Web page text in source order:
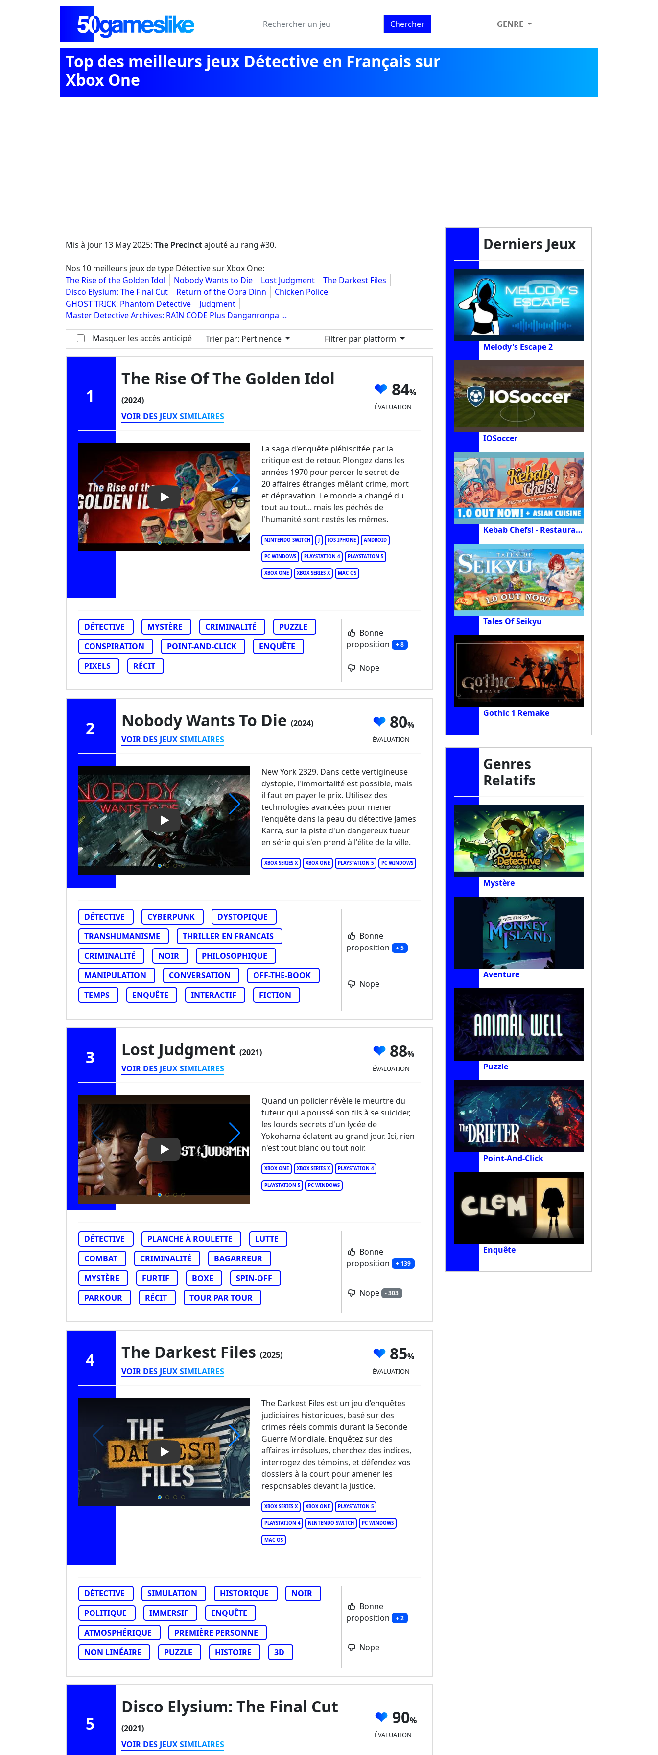
Chercher GENRE
Top des meilleurs jeux Détective en Français sur
Xbox One
Mis à jour 13 May 2025: The Precinctajouté au rang #30.
Nos 10 meilleurs jeux de type Détective sur Xbox One:
The Rise of the Golden Idol
Nobody Wants to Die Lost Judgment
The Darkest Files
Disco Elysium: The Final Cut
Return of the Obra Dinn
Chicken Police
GHOST TRICK: Phantom Detective
Judgment
Master Detective Archives: RAIN CODE Plus Danganronpa ...
Masquer les accès anticipé Trier par: Pertinence Filtrer par platform
1
The Rise Of The Golden Idol
(2024)
VOIR DES JEUX SIMILAIRES
84
ÉVALUATION
Play Video: The Rise of the Golden Idol
NINTENDO SWITCH J IOS IPHONE ANDROID
PC WINDOWS PLAYSTATION 4 PLAYSTATION 5
XBOX ONE XBOX SERIES X MAC OS
La saga d'enquête plébiscitée par la
critique est de retour. Plongez dans les
années 1970 pour percer le secret de
20 affaires étranges mêlant crime, mort
et dépravation. Le monde a changé du
tout au tout... mais les péchés de
l'humanité sont restés les mêmes.
DÉTECTIVE MYSTÈRE CRIMINALITÉ
PUZZLE
CONSPIRATION
POINT-AND-CLICK
ENQUÊTE
PIXELS
RÉCIT
Bonne
proposition + 8
Nope
2 Nobody Wants To Die (2024)
VOIR DES JEUX SIMILAIRES
80
ÉVALUATION
Play Video: Nobody Wants to Die
XBOX SERIES X XBOX ONE PLAYSTATION 5 PC WINDOWS
New York 2329. Dans cette vertigineuse
dystopie, l'immortalité est possible, mais
il faut en payer le prix. Utilisez des
technologies avancées pour mener
l'enquête dans la peau du détective James
Karra, sur la piste d'un dangereux tueur
en série qui s'en prend à l'élite de la ville.
DÉTECTIVE CYBERPUNK
DYSTOPIQUE
TRANSHUMANISME
THRILLER EN FRANCAIS
CRIMINALITÉ
NOIR
PHILOSOPHIQUE
MANIPULATION
CONVERSATION
OFF-THE-BOOK
TEMPS
ENQUÊTE INTERACTIF FICTION
Bonne
proposition + 5
Nope
3 Lost Judgment (2021)
VOIR DES JEUX SIMILAIRES
88
ÉVALUATION
Play Video: Lost Judgment
XBOX ONE XBOX SERIES X PLAYSTATION 4
PLAYSTATION 5 PC WINDOWS
Quand un policier révèle le meurtre du
tuteur qui a poussé son fils à se suicider,
les lourds secrets d'un lycée de
Yokohama éclatent au grand jour. Ici, rien
n'est tout blanc ou tout noir.
DÉTECTIVE PLANCHE À ROULETTE
LUTTE
COMBAT
CRIMINALITÉ
BAGARREUR
MYSTÈRE
FURTIF BOXE
SPIN-OFF
PARKOUR
RÉCIT TOUR PAR TOUR
Bonne
proposition + 139
Nope - 303
4 The Darkest Files (2025)
VOIR DES JEUX SIMILAIRES
85
ÉVALUATION
Play Video: The Darkest Files
XBOX SERIES X XBOX ONE PLAYSTATION 5
PLAYSTATION 4 NINTENDO SWITCH PC WINDOWS
MAC OS
The Darkest Files est un jeu d’enquêtes
judiciaires historiques, basé sur des
crimes réels commis durant la Seconde
Guerre Mondiale. Enquêtez sur des
affaires irrésolues, cherchez des indices,
interrogez des témoins, et défendez vos
dossiers à la court pour amener les
responsables devant la justice.
DÉTECTIVE SIMULATION HISTORIQUE
NOIR
POLITIQUE
IMMERSIF
ENQUÊTE
ATMOSPHÉRIQUE
PREMIÈRE PERSONNE
NON LINÉAIRE
PUZZLE HISTOIRE 3D
Bonne
proposition + 2
Nope
5
Disco Elysium: The Final Cut
(2021)
VOIR DES JEUX SIMILAIRES
90
ÉVALUATION
Derniers Jeux
Melody's Escape 2
IOSoccer
Kebab Chefs! - Restaurant Simulator
Tales Of Seikyu
Gothic 1 Remake
Genres
Relatifs
Mystère
Aventure
Puzzle
Point-And-Click
Enquête